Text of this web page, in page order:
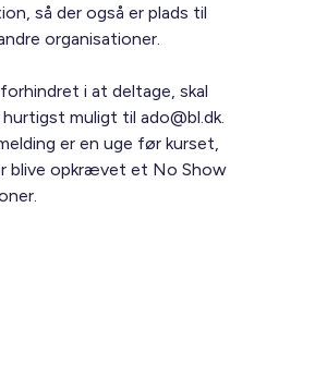
så der også er plads til
organisationer.
i at deltage, skal
muligt til ado@bl.dk.
er en uge før kurset,
blive opkrævet et No Show